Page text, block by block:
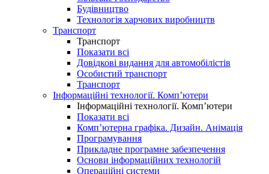
Будівництво
Технологія харчових виробництв
Транспорт
Транспорт
Показати всі
Довідкові видання для автомобілістів
Особистий транспорт
Транспорт
Інформаційні технології. Комп’ютери
Інформаційні технології. Комп’ютери
Показати всі
Комп’ютерна графіка. Дизайн. Анімація
Програмування
Прикладне програмне забезпечення
Основи інформаційних технологій
Операційні системи